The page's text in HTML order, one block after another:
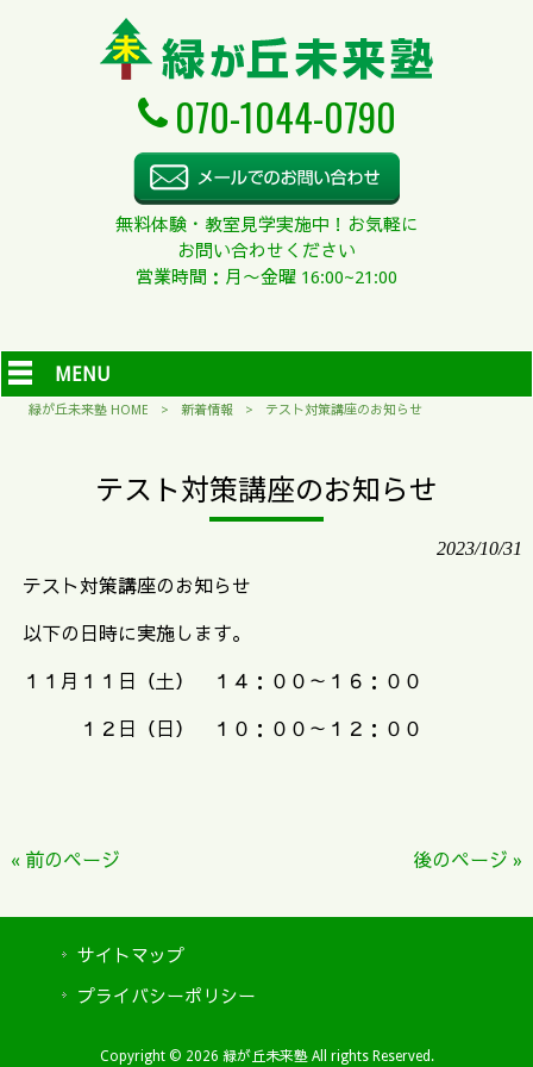
070-1044-0790
無料体験・教室見学実施中！お気軽に
お問い合わせください
営業時間：月〜金曜 16:00~21:00
MENU
緑が丘未来塾 HOME > 新着情報 > テスト対策講座のお知らせ
テスト対策講座のお知らせ
2023/10/31
テスト対策講座のお知らせ
以下の日時に実施します。
１１月１１日（土） １４：００～１６：００
１２日（日） １０：００～１２：００
« 前のページ 後のページ »
サイトマップ
プライバシーポリシー
Copyright © 2026 緑が丘未来塾 All rights Reserved.